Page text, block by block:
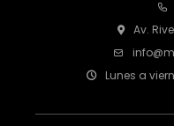
Av.
Lunes a